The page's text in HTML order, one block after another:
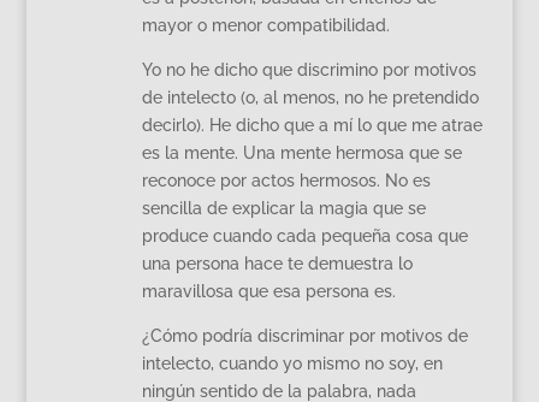
mayor o menor compatibilidad.
Yo no he dicho que discrimino por motivos
de intelecto (o, al menos, no he pretendido
decirlo). He dicho que a mí lo que me atrae
es la mente. Una mente hermosa que se
reconoce por actos hermosos. No es
sencilla de explicar la magia que se
produce cuando cada pequeña cosa que
una persona hace te demuestra lo
maravillosa que esa persona es.
¿Cómo podría discriminar por motivos de
intelecto, cuando yo mismo no soy, en
ningún sentido de la palabra, nada